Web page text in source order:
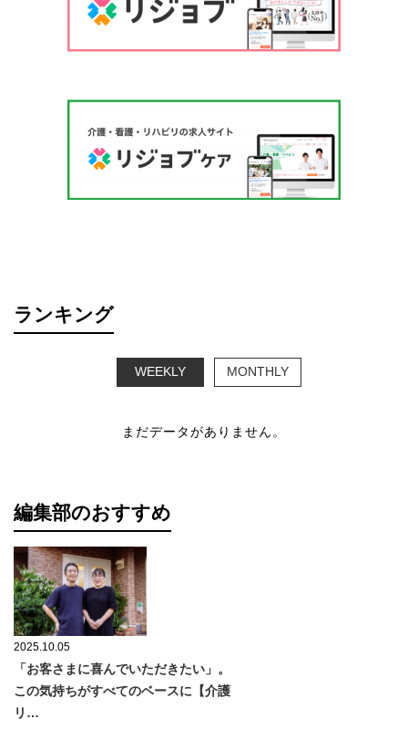
ランキング
WEEKLY MONTHLY
まだデータがありません。
編集部のおすすめ
2025.10.05
「お客さまに喜んでいただきたい」。
この気持ちがすべてのベースに【介護
リ…